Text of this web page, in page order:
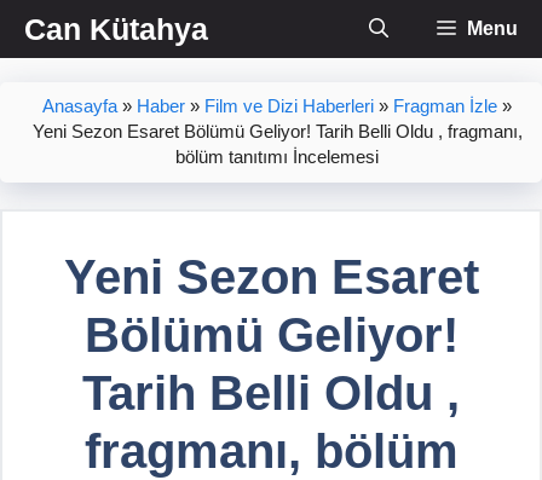
İçeriğe
atlaCan Kütahya Menu
Anasayfa » Haber » Film ve Dizi Haberleri » Fragman İzle »
Yeni Sezon Esaret Bölümü Geliyor! Tarih Belli Oldu , fragmanı,
bölüm tanıtımı İncelemesi
Yeni Sezon Esaret
Bölümü Geliyor!
Tarih Belli Oldu ,
fragmanı, bölüm